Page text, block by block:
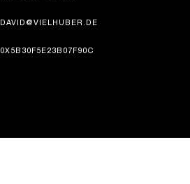
DAVID@VIELHUBER.DE
0X5B30F5E23B07F90C